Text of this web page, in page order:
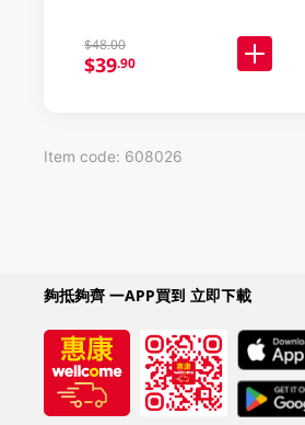
$48.00
$39.90
Item code: 608026
夠抵夠齊 一APP買到 立即下載